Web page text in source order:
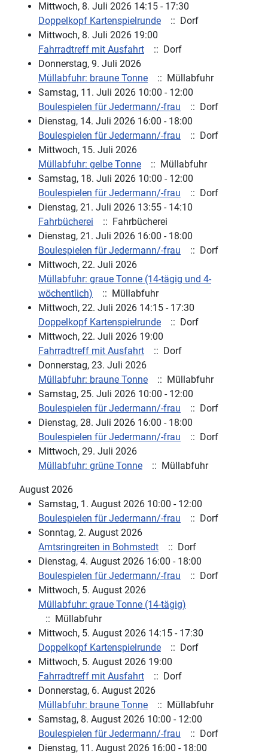
Mittwoch, 8. Juli 2026 14:15 - 17:30
Doppelkopf Kartenspielrunde
:: Dorf
Mittwoch, 8. Juli 2026 19:00
Fahrradtreff mit Ausfahrt
:: Dorf
Donnerstag, 9. Juli 2026
Müllabfuhr: braune Tonne
:: Müllabfuhr
Samstag, 11. Juli 2026 10:00 - 12:00
Boulespielen für Jedermann/-frau
:: Dorf
Dienstag, 14. Juli 2026 16:00 - 18:00
Boulespielen für Jedermann/-frau
:: Dorf
Mittwoch, 15. Juli 2026
Müllabfuhr: gelbe Tonne
:: Müllabfuhr
Samstag, 18. Juli 2026 10:00 - 12:00
Boulespielen für Jedermann/-frau
:: Dorf
Dienstag, 21. Juli 2026 13:55 - 14:10
Fahrbücherei
:: Fahrbücherei
Dienstag, 21. Juli 2026 16:00 - 18:00
Boulespielen für Jedermann/-frau
:: Dorf
Mittwoch, 22. Juli 2026
Müllabfuhr: graue Tonne (14-tägig und 4-
wöchentlich)
:: Müllabfuhr
Mittwoch, 22. Juli 2026 14:15 - 17:30
Doppelkopf Kartenspielrunde
:: Dorf
Mittwoch, 22. Juli 2026 19:00
Fahrradtreff mit Ausfahrt
:: Dorf
Donnerstag, 23. Juli 2026
Müllabfuhr: braune Tonne
:: Müllabfuhr
Samstag, 25. Juli 2026 10:00 - 12:00
Boulespielen für Jedermann/-frau
:: Dorf
Dienstag, 28. Juli 2026 16:00 - 18:00
Boulespielen für Jedermann/-frau
:: Dorf
Mittwoch, 29. Juli 2026
Müllabfuhr: grüne Tonne
:: Müllabfuhr
August 2026
Samstag, 1. August 2026 10:00 - 12:00
Boulespielen für Jedermann/-frau
:: Dorf
Sonntag, 2. August 2026
Amtsringreiten in Bohmstedt
:: Dorf
Dienstag, 4. August 2026 16:00 - 18:00
Boulespielen für Jedermann/-frau
:: Dorf
Mittwoch, 5. August 2026
Müllabfuhr: graue Tonne (14-tägig)
:: Müllabfuhr
Mittwoch, 5. August 2026 14:15 - 17:30
Doppelkopf Kartenspielrunde
:: Dorf
Mittwoch, 5. August 2026 19:00
Fahrradtreff mit Ausfahrt
:: Dorf
Donnerstag, 6. August 2026
Müllabfuhr: braune Tonne
:: Müllabfuhr
Samstag, 8. August 2026 10:00 - 12:00
Boulespielen für Jedermann/-frau
:: Dorf
Dienstag, 11. August 2026 16:00 - 18:00